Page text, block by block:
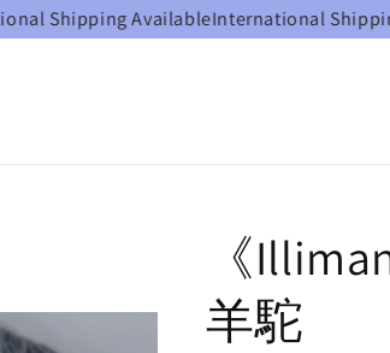
AvailableInternational Shipping
《
羊駝